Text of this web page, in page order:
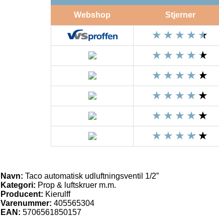
Webshop Stjerner
Navn: Taco automatisk udluftningsventil 1/2”
Kategori: Prop & luftskruer m.m.
Producent: Kierulff
Varenummer: 405565304
EAN: 5706561850157